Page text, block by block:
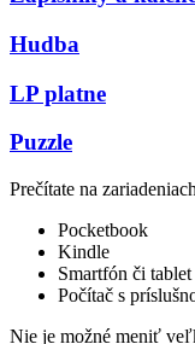
Hudba
LP platne
Puzzle
Prečítate na
Pocketbook
Kindle
Smartfón či
Počítač s
Nie je možné meniť